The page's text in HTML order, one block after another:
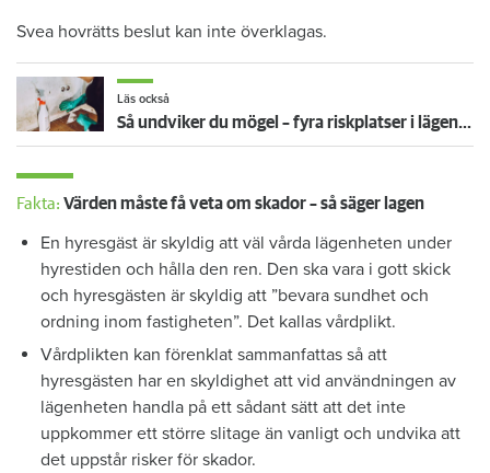
Svea hovrätts beslut kan inte överklagas.
Läs också
Så undviker du mögel – fyra riskplatser i lägenheten: ”Måste städa bort”
Fakta: Värden måste få veta om skador – så säger lagen
En hyresgäst är skyldig att väl vårda lägenheten under
hyrestiden och hålla den ren. Den ska vara i gott skick
och hyresgästen är skyldig att ”bevara sundhet och
ordning inom fastigheten”. Det kallas vårdplikt.
Vårdplikten kan förenklat sammanfattas så att
hyresgästen har en skyldighet att vid användningen av
lägenheten handla på ett sådant sätt att det inte
uppkommer ett större slitage än vanligt och undvika att
det uppstår risker för skador.